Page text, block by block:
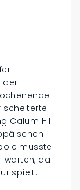
der
scheiterte.
Calum Hill
musste
warten, da
spielt.